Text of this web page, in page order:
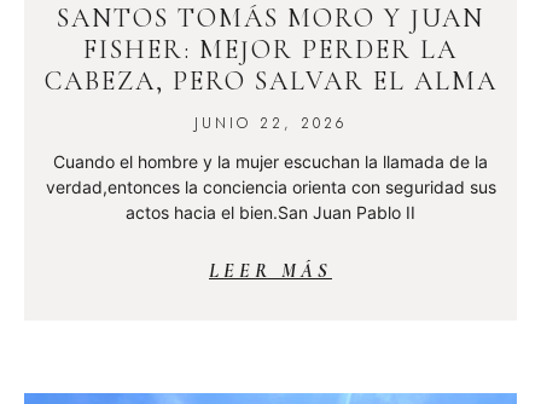
SANTOS TOMÁS MORO Y JUAN
FISHER: MEJOR PERDER LA
CABEZA, PERO SALVAR EL ALMA
JUNIO 22, 2026
Cuando el hombre y la mujer escuchan la llamada de la
verdad,entonces la conciencia orienta con seguridad sus
actos hacia el bien.San Juan Pablo II
LEER MÁS